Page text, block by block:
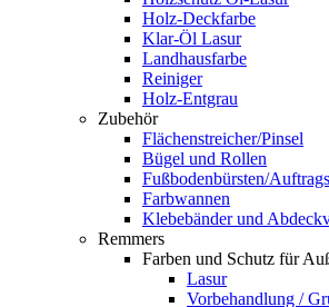
Holz-Deckfarbe
Klar-Öl Lasur
Landhausfarbe
Reiniger
Holz-Entgrau
Zubehör
Flächenstreicher/Pinsel
Bügel und Rollen
Fußbodenbürsten/
Farbwannen
Klebebänder und
Remmers
Farben und Schutz für
Lasur
Vorbehandlung /